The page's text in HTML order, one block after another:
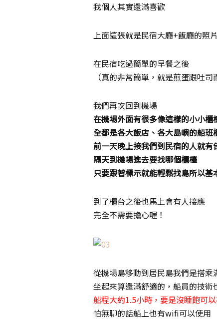
我個人其實還滿喜歡
上面這張就是民宿大廳+飯廳的照片
在民宿吃過簡單的早餐之後
（真的非常簡單，就是煎蛋跟吐司
我們再次回到機場
在機場外面有很多像這樣的小小櫃
全都是各大飯店、各大島嶼的船班
前一天晚上接我們到民宿的人就有
隔天到機場進去要找哪個櫃檯
只要跟著標示就能輕鬆找島所以基
到了櫃台之後也馬上會有人接應
完全不需要擔心喔！
從機場島移動到居民島我們是搭乘
坐起來算還滿舒適的，船員的技術
船程大約1.5小時，要是沒睡飽可
怕無聊的話船上也有wifi可以使用